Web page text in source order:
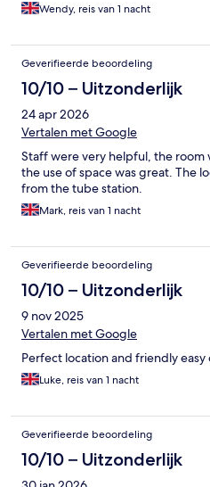
Wendy, reis van 1 nacht
Geverifieerde beoordeling
10/10 – Uitzonderlijk
24 apr 2026
Vertalen met Google
Staff were very helpful, the room
the use of space was great. The
from the tube station.
Mark, reis van 1 nacht
Geverifieerde beoordeling
10/10 – Uitzonderlijk
9 nov 2025
Vertalen met Google
Perfect location and friendly
Luke, reis van 1 nacht
Geverifieerde beoordeling
10/10 – Uitzonderlijk